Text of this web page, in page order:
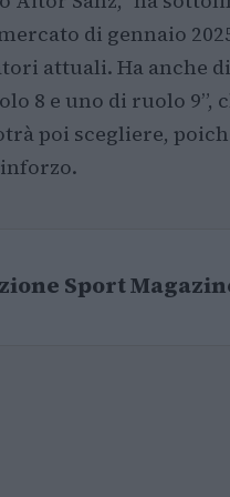
di gennaio
attuali. Ha anche
8 e uno di ruolo
poi scegliere,
Sport